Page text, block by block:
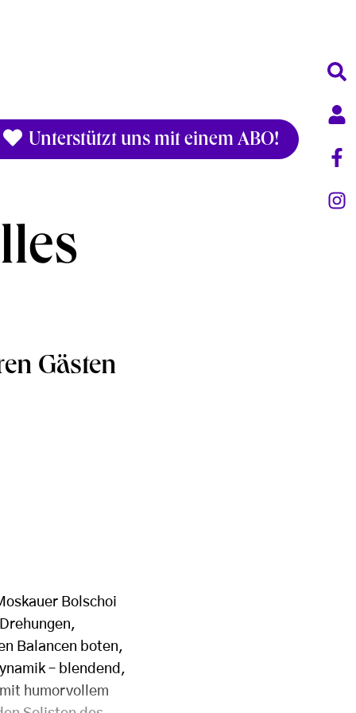
Unterstützt uns mit einem ABO!
Gästen
Bolschoi
Balancen boten,
– blendend,
humorvollem